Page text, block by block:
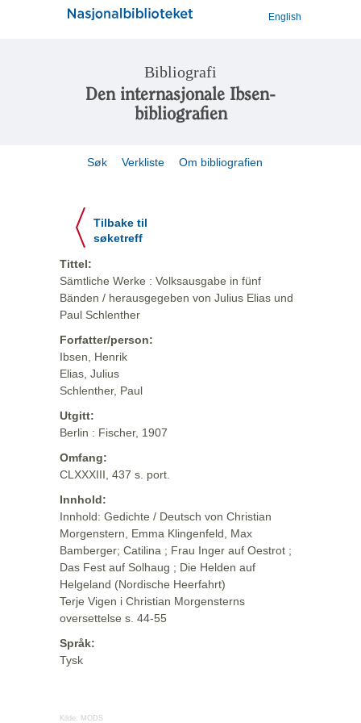
English
Bibliografi
Den internasjonale Ibsen-
bibliografien
Søk Verkliste Om bibliografien
Tilbake til
søketreff
Tittel:
Sämtliche Werke : Volksausgabe in fünf
Bänden / herausgegeben von Julius Elias und
Paul Schlenther
Forfatter/person:
Ibsen, Henrik
Elias, Julius
Schlenther, Paul
Utgitt:
Berlin : Fischer, 1907
Omfang:
CLXXXIII, 437 s. port.
Innhold:
Innhold: Gedichte / Deutsch von Christian
Morgenstern, Emma Klingenfeld, Max
Bamberger; Catilina ; Frau Inger auf Oestrot ;
Das Fest auf Solhaug ; Die Helden auf
Helgeland (Nordische Heerfahrt)
Terje Vigen i Christian Morgensterns
oversettelse s. 44-55
Språk:
Tysk
Kilde: MODS